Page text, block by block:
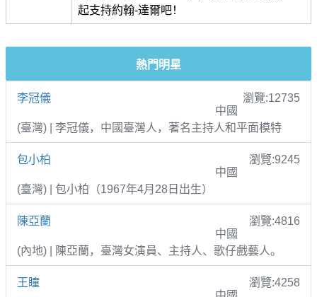
起支持約翰-達爾吧！
熱門明星
李冠儀
瀏覽:12735
中國
(臺灣) | 李冠儀，中國臺灣人，著名主持人和平面模特
包小柏
瀏覽:9245
中國
(臺灣) | 包小柏（1967年4月28日出生）
陳亞蘭
瀏覽:4816
中國
(內地) | 陳亞蘭，臺灣女演員、主持人、歌仔戲藝人。
王瞳
瀏覽:4258